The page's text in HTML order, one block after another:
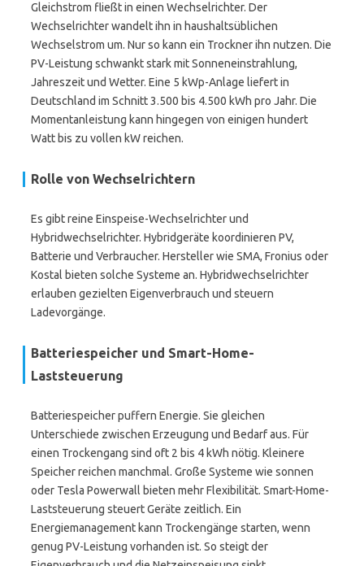
Gleichstrom fließt in einen Wechselrichter. Der
Wechselrichter wandelt ihn in haushaltsüblichen
Wechselstrom um. Nur so kann ein Trockner ihn nutzen. Die
PV-Leistung schwankt stark mit Sonneneinstrahlung,
Jahreszeit und Wetter. Eine 5 kWp-Anlage liefert in
Deutschland im Schnitt 3.500 bis 4.500 kWh pro Jahr. Die
Momentanleistung kann hingegen von einigen hundert
Watt bis zu vollen kW reichen.
Rolle von Wechselrichtern
Es gibt reine Einspeise-Wechselrichter und
Hybridwechselrichter. Hybridgeräte koordinieren PV,
Batterie und Verbraucher. Hersteller wie SMA, Fronius oder
Kostal bieten solche Systeme an. Hybridwechselrichter
erlauben gezielten Eigenverbrauch und steuern
Ladevorgänge.
Batteriespeicher und Smart-Home-
Laststeuerung
Batteriespeicher puffern Energie. Sie gleichen
Unterschiede zwischen Erzeugung und Bedarf aus. Für
einen Trockengang sind oft 2 bis 4 kWh nötig. Kleinere
Speicher reichen manchmal. Große Systeme wie sonnen
oder Tesla Powerwall bieten mehr Flexibilität. Smart-Home-
Laststeuerung steuert Geräte zeitlich. Ein
Energiemanagement kann Trockengänge starten, wenn
genug PV-Leistung vorhanden ist. So steigt der